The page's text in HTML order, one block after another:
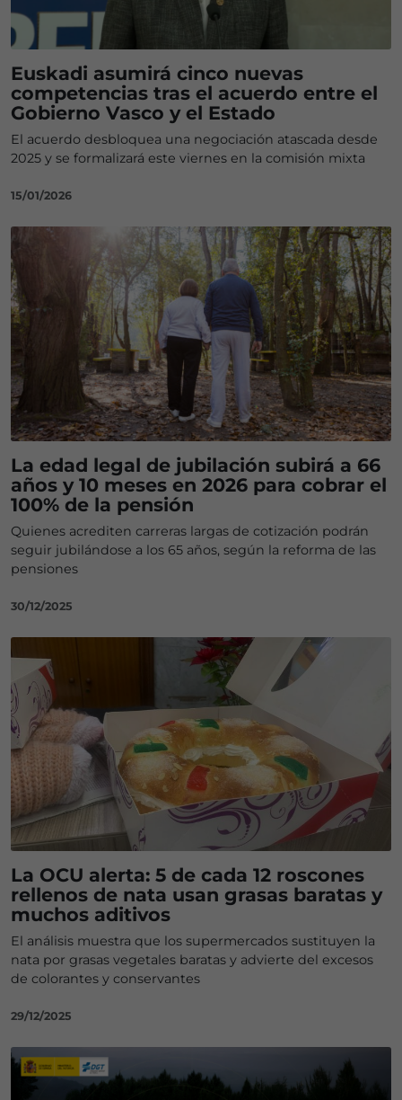
Euskadi asumirá cinco nuevas
competencias tras el acuerdo entre el
Gobierno Vasco y el Estado
El acuerdo desbloquea una negociación atascada desde
2025 y se formalizará este viernes en la comisión mixta
15/01/2026
La edad legal de jubilación subirá a 66
años y 10 meses en 2026 para cobrar el
100% de la pensión
Quienes acrediten carreras largas de cotización podrán
seguir jubilándose a los 65 años, según la reforma de las
pensiones
30/12/2025
La OCU alerta: 5 de cada 12 roscones
rellenos de nata usan grasas baratas y
muchos aditivos
El análisis muestra que los supermercados sustituyen la
nata por grasas vegetales baratas y advierte del excesos
de colorantes y conservantes
29/12/2025